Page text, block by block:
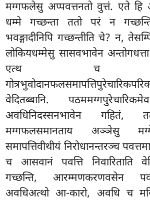
मग्गफलेसु अप्पवत्तनतो वुत्तं. एते
धम्मे गच्छन्ता ततो परं न
भवङ्गादीनिपि गच्छन्तीति चे? न,
लोकियधम्मेसु सासवभावेन
एत्थ च
वेदितब्बानि.
अवधिनिदस्सनभावेन
मग्गफलसमानताय अञ्ञेसु
समापत्तिवीथीयं निरोधानन्तरञ्च
च आसवानं पवत्ति निवारिताति
गच्छन्ति, आरम्मणकरणवसेन
अवधिअत्थो आ-कारो, अवधि च